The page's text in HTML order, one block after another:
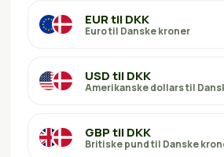
EUR til DKK
Euro til Danske kroner
USD til DKK
Amerikanske dollars til
GBP til DKK
Britiske pund til Danske